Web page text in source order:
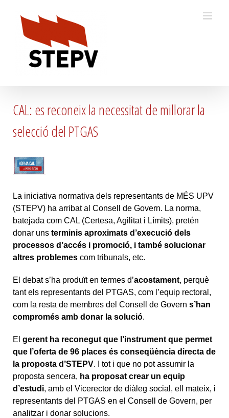
content
CAL: es reconeix la necessitat de millorar la
selecció del PTGAS
La iniciativa normativa dels representants de MÉS UPV
(STEPV) ha arribat al Consell de Govern. La norma,
batejada com CAL (Certesa, Agilitat i Límits), pretén
donar uns terminis aproximats d’execució dels
processos d’accés i promoció, i també solucionar
altres problemes com tribunals, etc.
El debat s’ha produït en termes d’acostament, perquè
tant els representants del PTGAS, com l’equip rectoral,
com la resta de membres del Consell de Govern s’han
compromés amb donar la solució.
El gerent ha reconegut que l’instrument que permet
que l’oferta de 96 places és conseqüència directa de
la proposta d’STEPV. I tot i que no pot assumir la
proposta sencera, ha proposat crear un equip
d’estudi, amb el Vicerector de diàleg social, ell mateix, i
representants del PTGAS en el Consell de Govern, per
analitzar i donar solucions.